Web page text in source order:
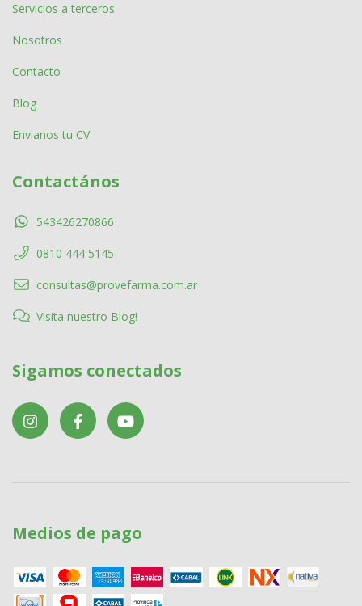
Servicios a terceros
Nosotros
Contacto
Blog
Envianos tu CV
Contactános
543426270866
0810 444 5145
consultas@provefarma.com.ar
Visita nuestro Blog!
Sigamos conectados
Medios de pago